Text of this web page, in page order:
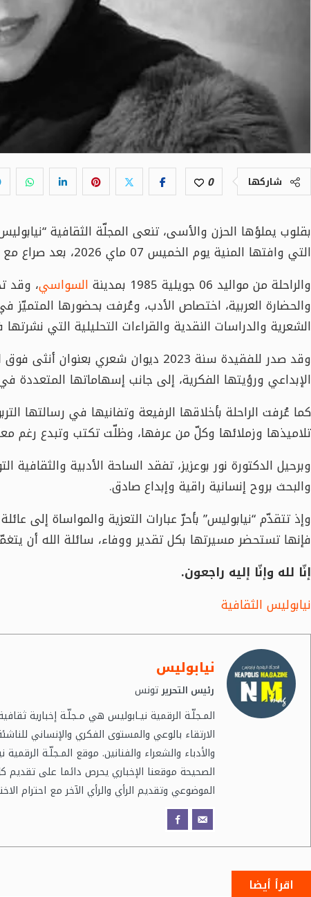
شاركها 0
بقلوب يملؤها الحزن والأسى، تنعى المجلّة الثقافية
التي وافتها المنية يوم الخميس 07 ماي 2026، بعد صراع مع المرض، وهي في أوج عطائها الفكري والأدبي.
والراحلة من مواليد 06 جويلية 1985 بمدينة
السواسي، وقد
والحضارة العربية، اختصاص الأدب، وعُرفت بحضورها المتميّز
الشعرية والدراسات النقدية والقراءات التحليلية التي
وقد صدر للفقيدة سنة 2023 ديوان شعري
الإبداعي ورؤيتها الفكرية، إلى جانب إسهاماتها المتعددة
كما عُرفت الراحلة بأخلاقها الرفيعة وتفانيها في رسالتها
تلاميذها وزملائها وكلّ من عرفها، وظلّت تكتب وتبدع رغم
وبرحيل الدكتورة نور بوعزيز، تفقد الساحة الأدبية والثقافية
والبحث بروح إنسانية راقية وإبداع صادق.
وإذ تتقدّم “نيابوليس” بأحرّ عبارات التعزية والمواساة إلى
فإنها تستحضر مسيرتها بكل تقدير ووفاء، سائلة الله أن
إنّا لله وإنّا إليه راجعون.
نيابوليس الثقافية
نيابوليس
رئيس التحريرتونس
المـجلّـة الرقمية نيـابوليس هي مـجلّـة إخبارية
الارتقاء بالوعي والمستوى الفكري والإنساني
والأدباء والشعراء والفنانين. موقع المـجلّـة
الصحيحة موقعنا الإخباري يحرص دائما على
الموضوعي وتقديم الرأي والرأي الآخر مع احترام
اقرأ أيضا